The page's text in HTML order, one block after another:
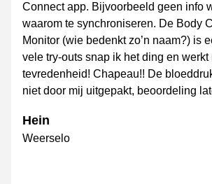
Connect app. Bijvoorbeeld geen info
waarom te synchroniseren. De Body
Monitor (wie bedenkt zo’n naam?) is
vele try-outs snap ik het ding en
tevredenheid! Chapeau!! De
niet door mij uitgepakt, beoordeling
Hein
Weerselo